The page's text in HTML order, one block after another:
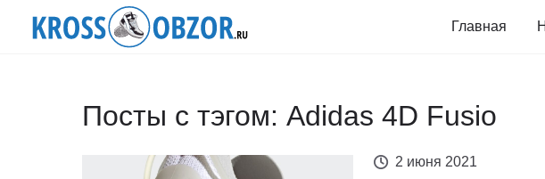
Главная
Посты с тэгом: Adidas 4D Fusio
2 июня 2021